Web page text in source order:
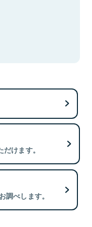
けます。
調べします。